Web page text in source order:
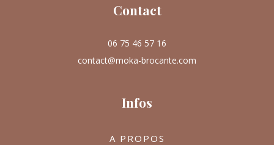
Contact
06 75 46 57 16
contact@moka-brocante.com
Infos
A PROPOS